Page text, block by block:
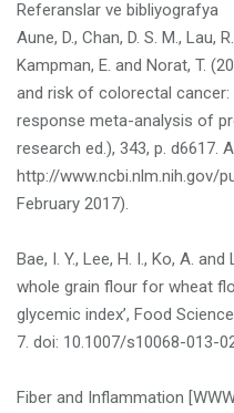
Referanslar ve bibliyografya
Aune, D., Chan, D. S. M., Lau,
Kampman, E. and Norat, T.
and risk of colorectal
response meta-analysis of
research ed.), 343, p. d6617.
http://www.ncbi.nlm.nih.gov/
February 2017).
Bae, I. Y., Lee, H. I., Ko, A.
whole grain flour for wheat
glycemic index’, Food
7. doi: 10.1007/s10068-013-
Fiber and Inflammation